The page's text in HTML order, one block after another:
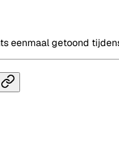
eenmaal getoond